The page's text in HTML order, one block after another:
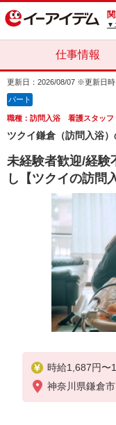
▼
仕事情報
更新日：2026/08/07 ※更新日
パート
職種：訪問入浴 看護スタッフ
ツクイ鎌倉（訪問入浴
未経験者歓迎/経験
し【ツクイの訪問
時給1,687円〜
★土・祝日は時
神奈川県鎌倉市